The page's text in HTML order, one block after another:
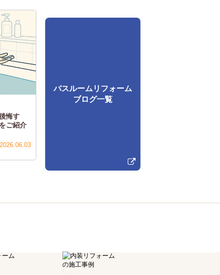
悔す
ご紹介
2026.06.03
バスルームリフォーム
ブログ一覧